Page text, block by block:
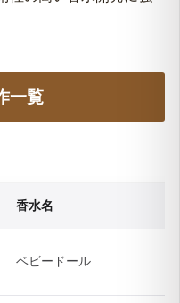
一覧
香水名
ベビードール